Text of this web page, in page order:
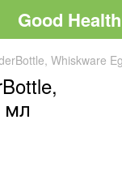
Good Health
Whiskware
мл